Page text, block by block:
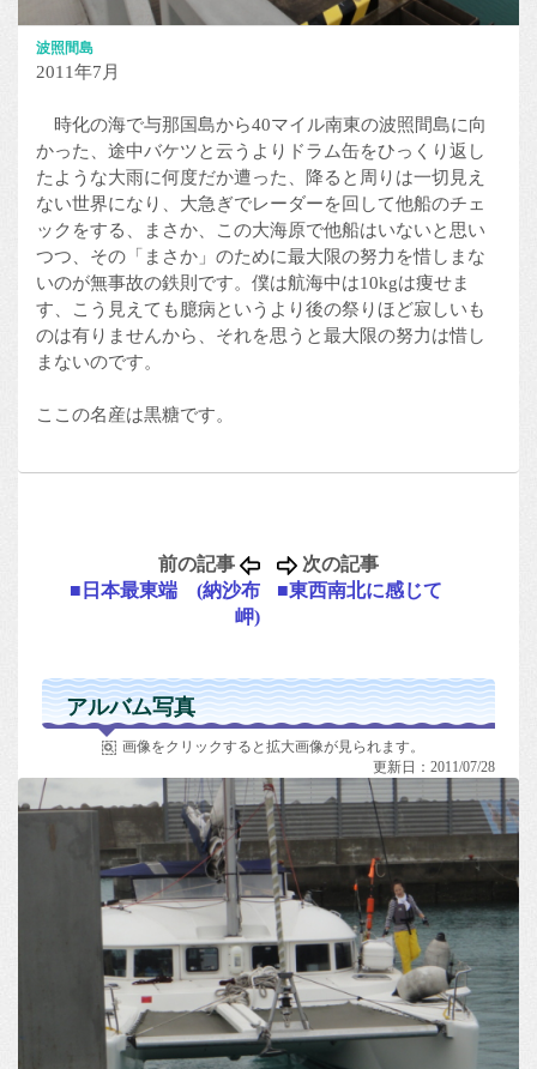
波照間島
2011年7月
時化の海で与那国島から40マイル南東の波照間島に向
かった、途中バケツと云うよりドラム缶をひっくり返し
たような大雨に何度だか遭った、降ると周りは一切見え
ない世界になり、大急ぎでレーダーを回して他船のチェ
ックをする、まさか、この大海原で他船はいないと思い
つつ、その「まさか」のために最大限の努力を惜しまな
いのが無事故の鉄則です。僕は航海中は10kgは痩せま
す、こう見えても臆病というより後の祭りほど寂しいも
のは有りませんから、それを思うと最大限の努力は惜し
まないのです。
ここの名産は黒糖です。
前の記事
■日本最東端 (納沙布
岬)
次の記事
■東西南北に感じて
アルバム写真
画像をクリックすると拡大画像が見られます。
更新日：2011/07/28